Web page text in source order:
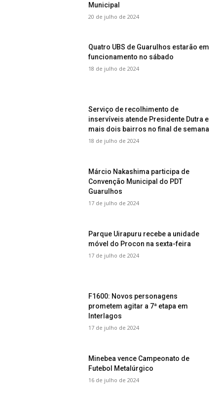
Municipal
20 de julho de 2024
Quatro UBS de Guarulhos estarão em
funcionamento no sábado
18 de julho de 2024
Serviço de recolhimento de
inservíveis atende Presidente Dutra e
mais dois bairros no final de semana
18 de julho de 2024
Márcio Nakashima participa de
Convenção Municipal do PDT
Guarulhos
17 de julho de 2024
Parque Uirapuru recebe a unidade
móvel do Procon na sexta-feira
17 de julho de 2024
F1600: Novos personagens
prometem agitar a 7ª etapa em
Interlagos
17 de julho de 2024
Minebea vence Campeonato de
Futebol Metalúrgico
16 de julho de 2024